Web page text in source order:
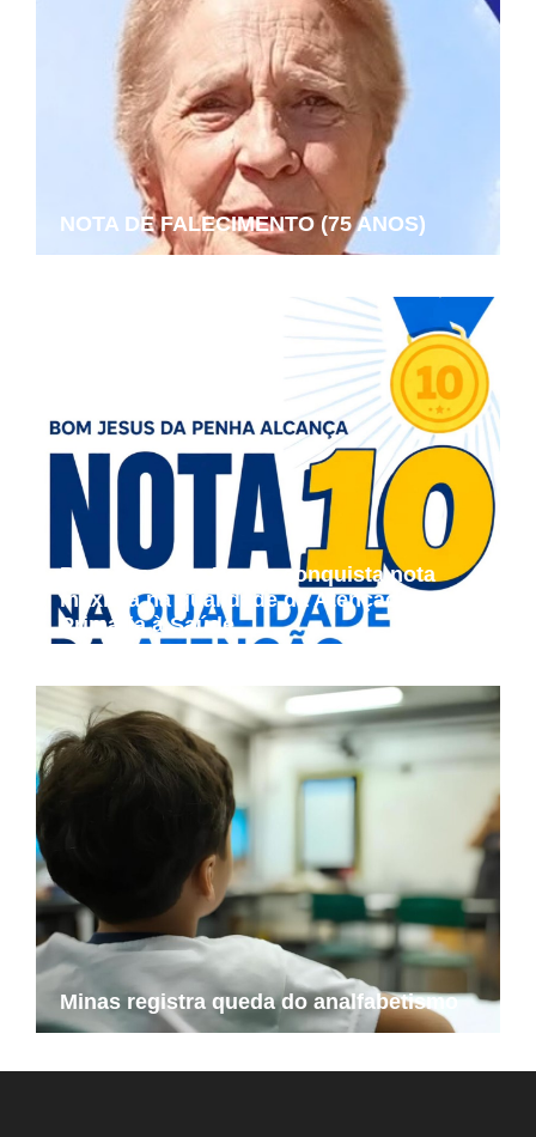
NOTA DE FALECIMENTO (75 ANOS)
Bom Jesus da Penha conquista nota
máxima na qualidade da Atenção
Primária à Saúde
Minas registra queda do analfabetismo